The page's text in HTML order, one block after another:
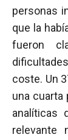
personas
que la
fueron
coste. Un
una cuarta
analíticas
relevante